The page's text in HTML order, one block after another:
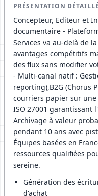
PRÉSENTATION
Concepteur, Editeur et
documentaire -
Services va au-delà de
avantages compétitifs
des flux sans modifier
- Multi-canal natif :
reporting),B2G (Chorus
courriers papier sur
ISO 27001 garantissant
Archivage à valeur
pendant 10 ans avec
Équipes basées en
ressources qualifiées
sereine.
Génération des
d'achat